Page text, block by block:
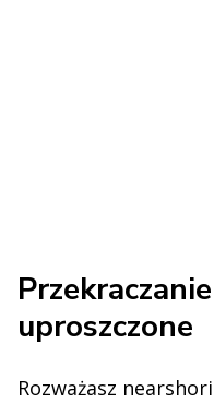
uproszczone
Rozważasz